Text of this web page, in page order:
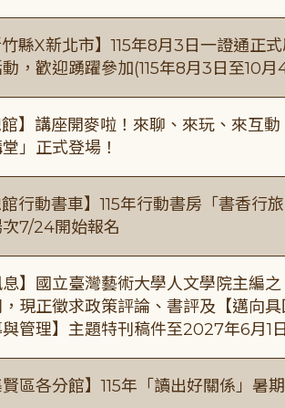
竹縣X新北市】115年8月3日一證通正
，歡迎踴躍參加(115年8月3日至10月
館】講座開麥啦！來聊、來玩、來互
堂」正式登場！
館行動書車】115年行動書房「書香行
7/24開始報名
息】國立臺灣藝術大學人文學院主編
現正徵求政策評論、書評及【邁向
管理】主題特刊稿件至2027年6月1
賢區各分館】115年「讀出好關係」暑